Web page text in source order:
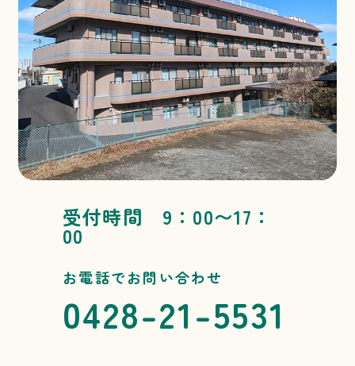
受付時間 9：00〜17：
00
お電話でお問い合わせ
0428-21-5531